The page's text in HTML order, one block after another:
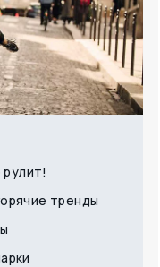
тренды